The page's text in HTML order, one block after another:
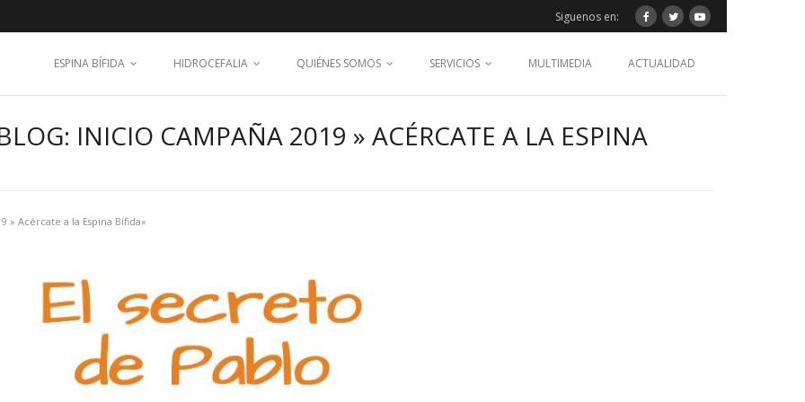
Siguenos en:
ESPINA BÍFIDA HIDROCEFALIA QUIÉNES SOMOS SERVICIOS MULTIMEDIA ACTUALIDAD
INICIO CAMPAÑA 2019 » ACÉRCATE A LA ESPINA
» Acércate a la Espina Bífida»